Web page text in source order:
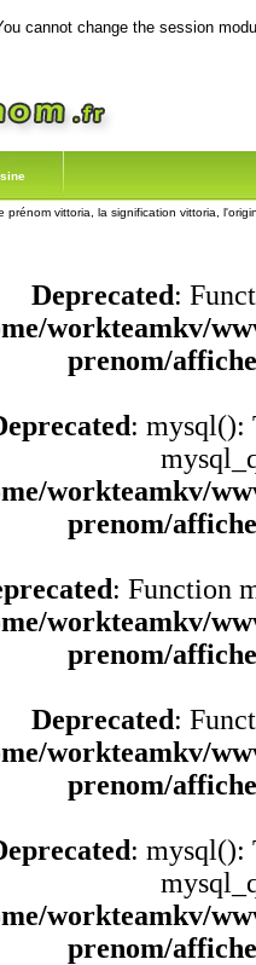
cannot change the session
prénom vittoria, la signification vittoria,
Deprecated:
workteamkv/
prenom/
: mysql():
workteamkv/
prenom/
: Function
workteamkv/
prenom/
Deprecated:
workteamkv/
prenom/
: mysql():
workteamkv/
prenom/